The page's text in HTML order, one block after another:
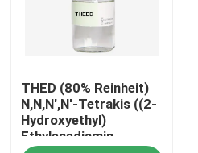
Werksbesichtigung
Qualitätskontrolle
Kontakt
THED (80% Reinheit)
N,N,N',N'-Tetrakis ((2-
Hydroxyethyl)
Ethylenediamin